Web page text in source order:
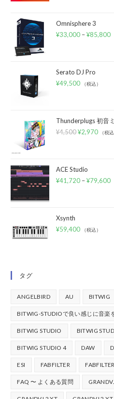
Omnisphere 3
¥33,000 –¥85,800
Serato DJ Pro
¥49,500 （税込）
Thunderplugs 初音
¥4,500 ¥2,970 （税込
ACE Studio
¥41,720 –¥79,600
Xsynth
¥59,400 （税込）
タグ
ANGELBIRD AU BITWIG
BITWIG-STUDIOで良い感じに音楽
BITWIG STUDIO BITWIG
BITWIG STUDIO 4 DAW
ESI FABFILTER
FAQ 〜 よくある質問